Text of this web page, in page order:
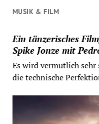
MUSIK & FILM
Ein tänzerisches
Spike Jonze mit
Es wird vermutlich sehr
die technische